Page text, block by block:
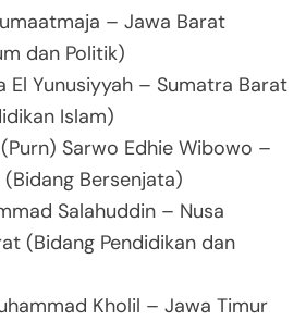
– Jawa Barat
dan Politik)
El Yunusiyyah – Sumatra Barat
Islam)
Sarwo Edhie Wibowo –
(Bidang Bersenjata)
Salahuddin – Nusa
(Bidang Pendidikan dan
Kholil – Jawa Timur